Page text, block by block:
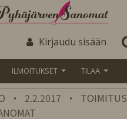
Kirjaudu sisään
ILMOITUKSET TILAA
• 2.2.2017 •
TOIMITUS